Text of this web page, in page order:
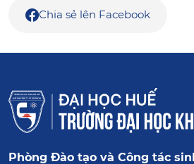
Chia sẻ lên Facebook
Phòng Đào tạo và Công tác